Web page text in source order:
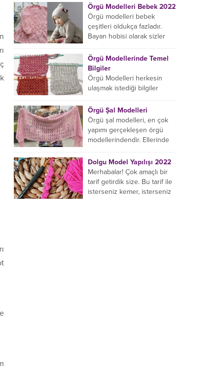
rahatlatıcıdır. Bunun dışında
örgü örmede yaratıcı olmak...
Örgü Modelleri Bebek 2022
Örgü modelleri bebek
çeşitleri oldukça fazladır.
Bayan hobisi olarak sizler
Bu açıdan sizlere birkaç
örnek vereceğiz....
Örgü Modellerinde Temel
Bilgiler
Örgü Modelleri herkesin
ulaşmak istediği bilgiler
olarak girmiş olduğumuz
içeriğe hoş geldiniz. Bu
konuda yeniyseniz, Örgü
Modellerinin...
Örgü Şal Modelleri
Örgü şal modelleri, en çok
yapımı gerçekleşen örgü
modellerindendir. Ellerinde
yaptığı birçok farklı şal
modeli mevcuttur....
Dolgu Model Yapılışı 2022
Merhabalar! Çok amaçlı bir
tarif getirdik size. Bu tarif ile
isterseniz kemer, isterseniz